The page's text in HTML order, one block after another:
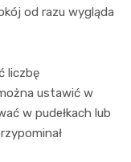
od razu wygląda
liczbę
ustawić w
w pudełkach lub